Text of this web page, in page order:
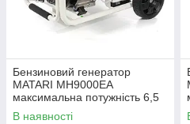
Бензиновий генератор
MATARI MH9000EA
максимальна потужність 6,5
кВт
В наявності